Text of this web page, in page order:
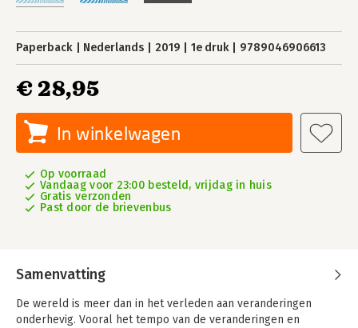
Paperback Nederlands 2019 1e druk 9789046906613
€ 28,95
In winkelwagen
Op voorraad
Vandaag voor 23:00 besteld, vrijdag in huis
Gratis verzonden
Past door de brievenbus
Samenvatting
De wereld is meer dan in het verleden aan veranderingen
onderhevig. Vooral het tempo van de veranderingen en